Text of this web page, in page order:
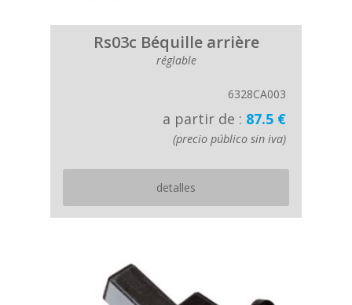
Rs03c Béquille arrière
réglable
6328CA003
a partir de : 87.5 €
(precio público sin iva)
detalles